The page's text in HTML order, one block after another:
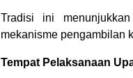
Tradisi ini
mekanisme pengambilan
Tempat Pelaksanaan